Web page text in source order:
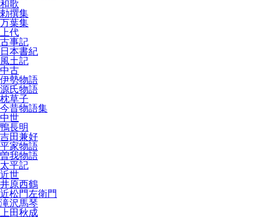
和歌
勅撰集
万葉集
上代
古事記
日本書紀
風土記
中古
伊勢物語
源氏物語
枕草子
今昔物語集
中世
鴨長明
吉田兼好
平家物語
曽我物語
太平記
近世
井原西鶴
近松門左衛門
滝沢馬琴
上田秋成